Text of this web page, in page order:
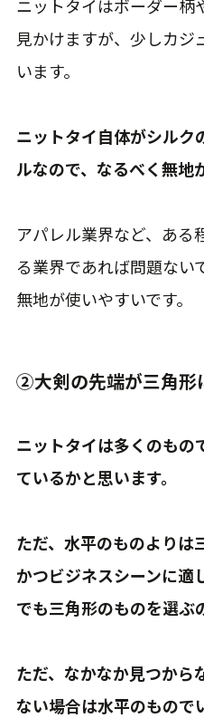
ニットタイはボーダー柄
見かけますが、少しカジ
います。
ニットタイ自体がシルク
ルなので、なるべく無地
アパレル業界など、ある
る業界であれば問題ない
無地が使いやすいです。
②大剣の先端が三角形
ニットタイは多くのもの
ているかと思います。
ただ、水平のものよりは
かつビジネスシーンに適
でも三角形のものを選ぶ
ただ、なかなか見つから
ない場合は水平のもので